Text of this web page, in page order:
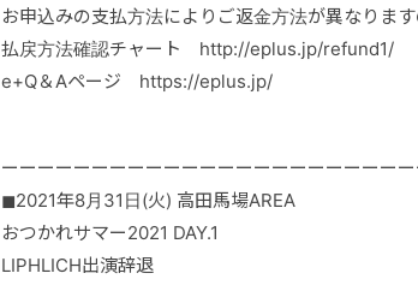
お申込みの支払方法によりご返金方法が異なりま
払戻方法確認チャート http://eplus.jp/refund1/
e+Q＆Aページ https://eplus.jp/
ーーーーーーーーーーーーーーーーーーーーーー
◼︎2021年8月31日(火) 高田馬場AREA
おつかれサマー2021 DAY.1
LIPHLICH出演辞退